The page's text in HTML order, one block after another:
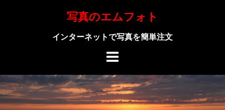
写真のエムフォト
インターネットで写真を簡単注文